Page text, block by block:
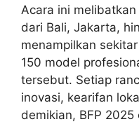
Acara ini
dari Bali, Jakarta,
menampilkan
150 model
tersebut. Setiap
inovasi, kearifan
demikian, BFP